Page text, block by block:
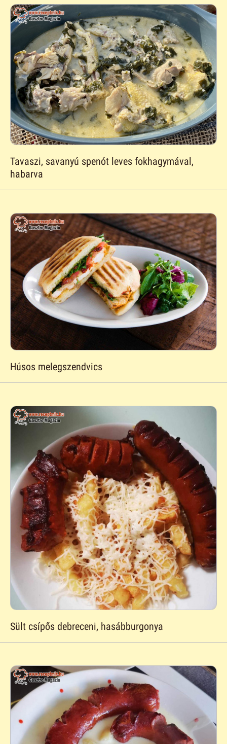
Tavaszi, savanyú spenót leves fokhagymával,
habarva
Húsos melegszendvics
Sült csípős debreceni, hasábburgonya